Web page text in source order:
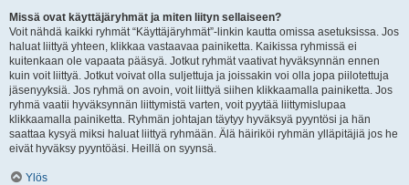
Missä ovat käyttäjäryhmät ja miten liityn sellaiseen?
Voit nähdä kaikki ryhmät “Käyttäjäryhmät”-linkin kautta omissa asetuksissa. Jos
haluat liittyä yhteen, klikkaa vastaavaa painiketta. Kaikissa ryhmissä ei
kuitenkaan ole vapaata pääsyä. Jotkut ryhmät vaativat hyväksynnän ennen
kuin voit liittyä. Jotkut voivat olla suljettuja ja joissakin voi olla jopa piilotettuja
jäsenyyksiä. Jos ryhmä on avoin, voit liittyä siihen klikkaamalla painiketta. Jos
ryhmä vaatii hyväksynnän liittymistä varten, voit pyytää liittymislupaa
klikkaamalla painiketta. Ryhmän johtajan täytyy hyväksyä pyyntösi ja hän
saattaa kysyä miksi haluat liittyä ryhmään. Älä häiriköi ryhmän ylläpitäjiä jos he
eivät hyväksy pyyntöäsi. Heillä on syynsä.
Ylös